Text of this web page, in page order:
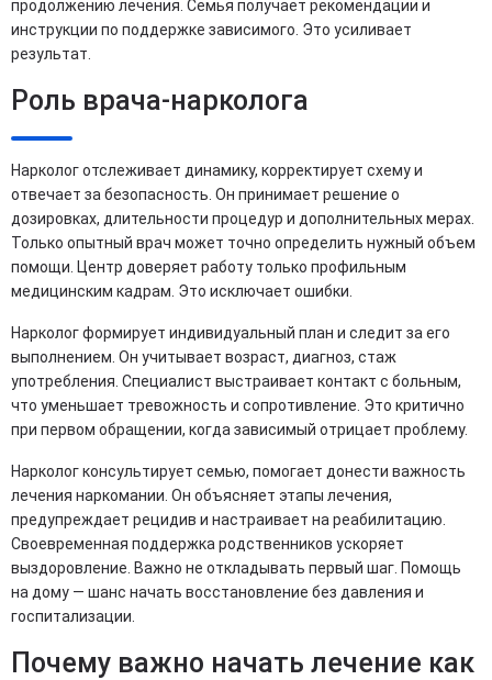
продолжению лечения. Семья получает рекомендации и
инструкции по поддержке зависимого. Это усиливает
результат.
Роль врача-нарколога
Нарколог отслеживает динамику, корректирует схему и
отвечает за безопасность. Он принимает решение о
дозировках, длительности процедур и дополнительных мерах.
Только опытный врач может точно определить нужный объем
помощи. Центр доверяет работу только профильным
медицинским кадрам. Это исключает ошибки.
Нарколог формирует индивидуальный план и следит за его
выполнением. Он учитывает возраст, диагноз, стаж
употребления. Специалист выстраивает контакт с больным,
что уменьшает тревожность и сопротивление. Это критично
при первом обращении, когда зависимый отрицает проблему.
Нарколог консультирует семью, помогает донести важность
лечения наркомании. Он объясняет этапы лечения,
предупреждает рецидив и настраивает на реабилитацию.
Своевременная поддержка родственников ускоряет
выздоровление. Важно не откладывать первый шаг. Помощь
на дому — шанс начать восстановление без давления и
госпитализации.
Почему важно начать лечение как